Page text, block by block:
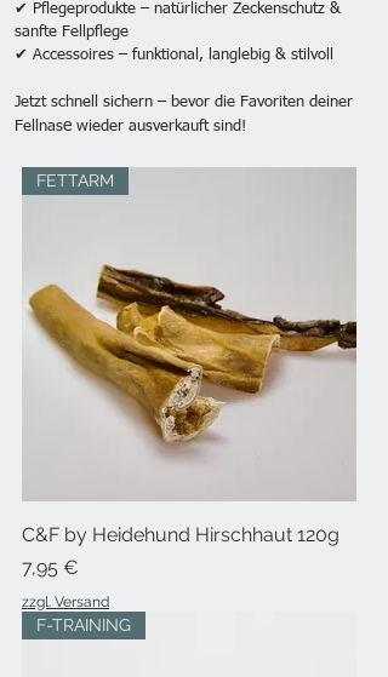
✔ Pflegeprodukte – natürlicher Zeckenschutz &
sanfte Fellpflege
✔ Accessoires – funktional, langlebig & stilvoll
Jetzt schnell sichern – bevor die Favoriten deiner
Fellnase wieder ausverkauft sind!
FETTARM
C&F by Heidehund Hirschhaut 120g
Preis
7,95 €
zzgl. Versand
F-TRAINING